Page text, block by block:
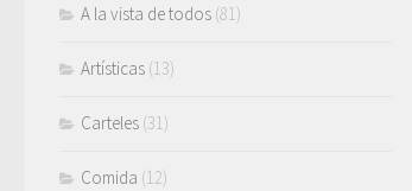
A la vista de todos (81)
Artísticas (13)
Carteles (31)
Comida (12)